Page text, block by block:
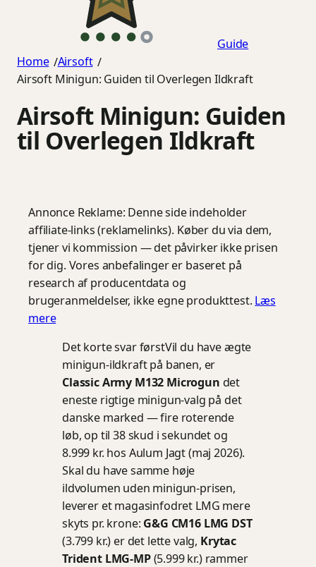
Guide
Home /Airsoft /
Airsoft Minigun: Guiden til Overlegen Ildkraft
Airsoft Minigun: Guiden
til Overlegen Ildkraft
Annonce Reklame: Denne side indeholder
affiliate-links (reklamelinks). Køber du via dem,
tjener vi kommission — det påvirker ikke prisen
for dig. Vores anbefalinger er baseret på
research af producentdata og
brugeranmeldelser, ikke egne produkttest. Læs
mere
Det korte svar førstVil du have ægte
minigun-ildkraft på banen, er
Classic Army M132 Microgun det
eneste rigtige minigun-valg på det
danske marked — fire roterende
løb, op til 38 skud i sekundet og
8.999 kr. hos Aulum Jagt (maj 2026).
Skal du have samme høje
ildvolumen uden minigun-prisen,
leverer et magasinfodret LMG mere
skyts pr. krone: G&G CM16 LMG DST
(3.799 kr.) er det lette valg, Krytac
Trident LMG-MP(5.999 kr.) rammer